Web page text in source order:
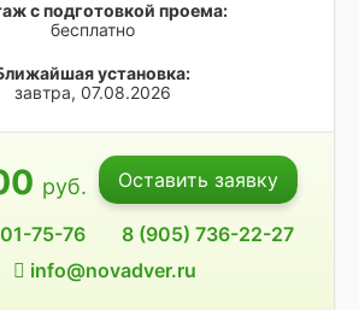
с подготовкой проема:
бесплатно
установка:
завтра, 07.08.2026
руб. Оставить заявку
75-76
8 (905) 736-22-27
info@novadver.ru